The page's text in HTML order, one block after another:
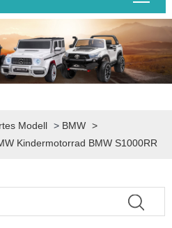
Modell > BMW >
Kindermotorrad BMW S1000RR